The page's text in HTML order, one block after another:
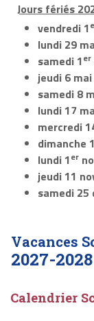
Jours fériés
vendredi 1
lundi 29
samedi 1er
jeudi 6
samedi 8
lundi 17
mercredi
dimanche
lundi 1er
jeudi 11
samedi 25
Vacances
2027-2028
Calendrier